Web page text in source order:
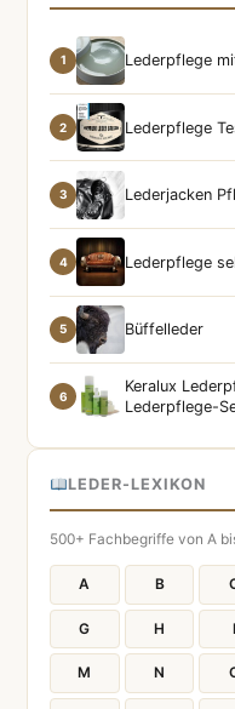
1 Lederpflege
2 Lederpflege
3 Lederjacken
4 Lederpflege
5 Büffelleder
6
Keralux
Lederpflege-
LEDER-LEXIKON
500+ Fachbegriffe von A
A B
G H I
M N